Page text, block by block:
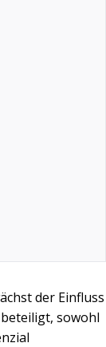
der Einfluss
sowohl